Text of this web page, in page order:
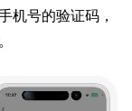
机号的验证码，